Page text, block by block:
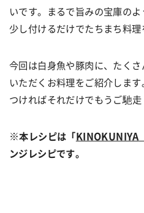
いです。まるで旨みの宝庫の
少し付けるだけでたちまち料理
今回は白身魚や豚肉に、たく
いただくお料理をご紹介しま
つければそれだけでもうご馳
※本レシピは「 KINOKUNIYA
ンジレシピです。